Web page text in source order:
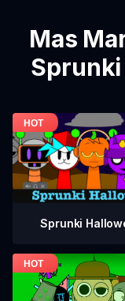
Mas
Sprunki
Sprunki